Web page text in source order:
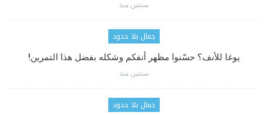
سنتين منذ
جمال بلا حدود
يوغا للأنف؟ حسّنوا مظهر أنفكم وشكله بفضل هذا التمرين!
سنتين منذ
جمال بلا حدود